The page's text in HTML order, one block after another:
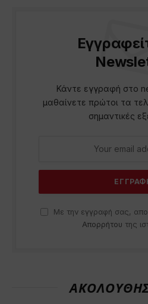
Κάντε εγγραφή στο
μαθαίνετε πρώτοι τα
σημαντικές
Με την εγγραφή σας,
Απορρήτου της